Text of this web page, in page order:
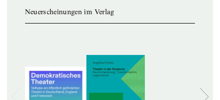
Neuerscheinungen im Verlag